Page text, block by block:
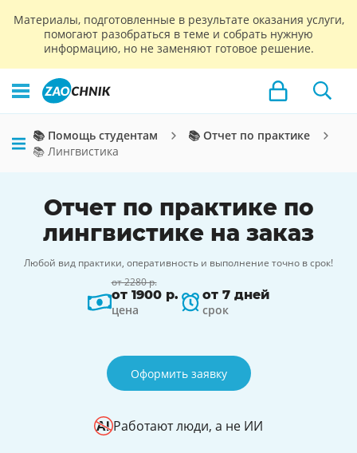
Материалы, подготовленные в результате оказания услуги,
помогают разобраться в теме и собрать нужную
информацию, но не заменяют готовое решение.
📚 Помощь студентам
📚 Отчет по практике
📚 Лингвистика
Отчет по практике по
лингвистике на заказ
Любой вид практики, оперативность и выполнение точно в срок!
от 2280 р.
от 1900 р.
цена
от 7 дней
срок
Оформить заявку
Работают люди, а не ИИ